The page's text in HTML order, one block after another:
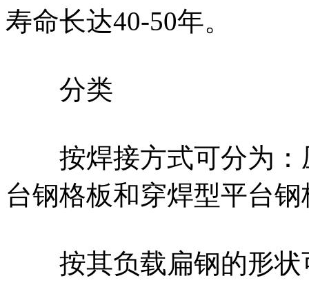
寿命长达40-50年。
分类
按焊接方式可分为：
台钢格板和穿焊型平台
按其负载扁钢的形状